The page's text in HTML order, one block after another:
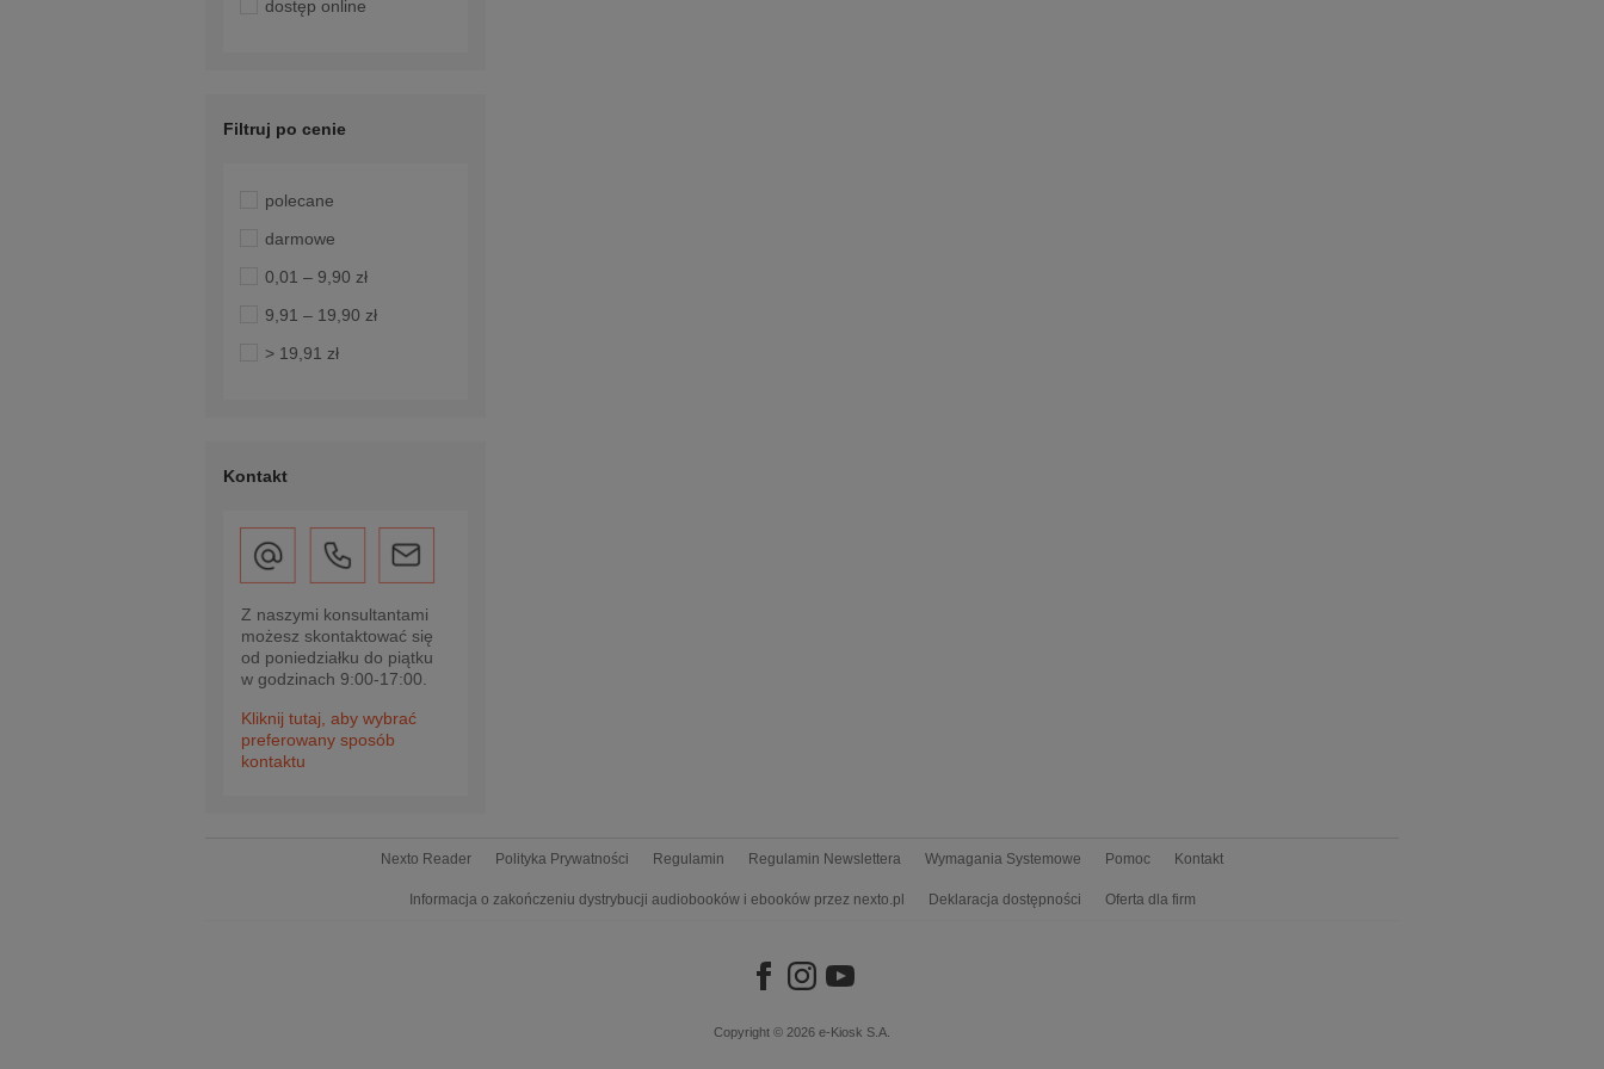
dostęp online
Filtruj po cenie
polecane
darmowe
0,01 – 9,90 zł
9,91 – 19,90 zł
> 19,91 zł
Kontakt
Z naszymi konsultantami
możesz skontaktować się
od poniedziałku do piątku
w godzinach 9:00-17:00.
Kliknij tutaj, aby wybrać
preferowany sposób
kontaktu
Nexto Reader Polityka Prywatności Regulamin Regulamin Newslettera Wymagania Systemowe Pomoc Kontakt
Informacja o zakończeniu dystrybucji audiobooków i ebooków przez nexto.pl Deklaracja dostępności Oferta dla firm
Copyright © 2026 e-Kiosk S.A.